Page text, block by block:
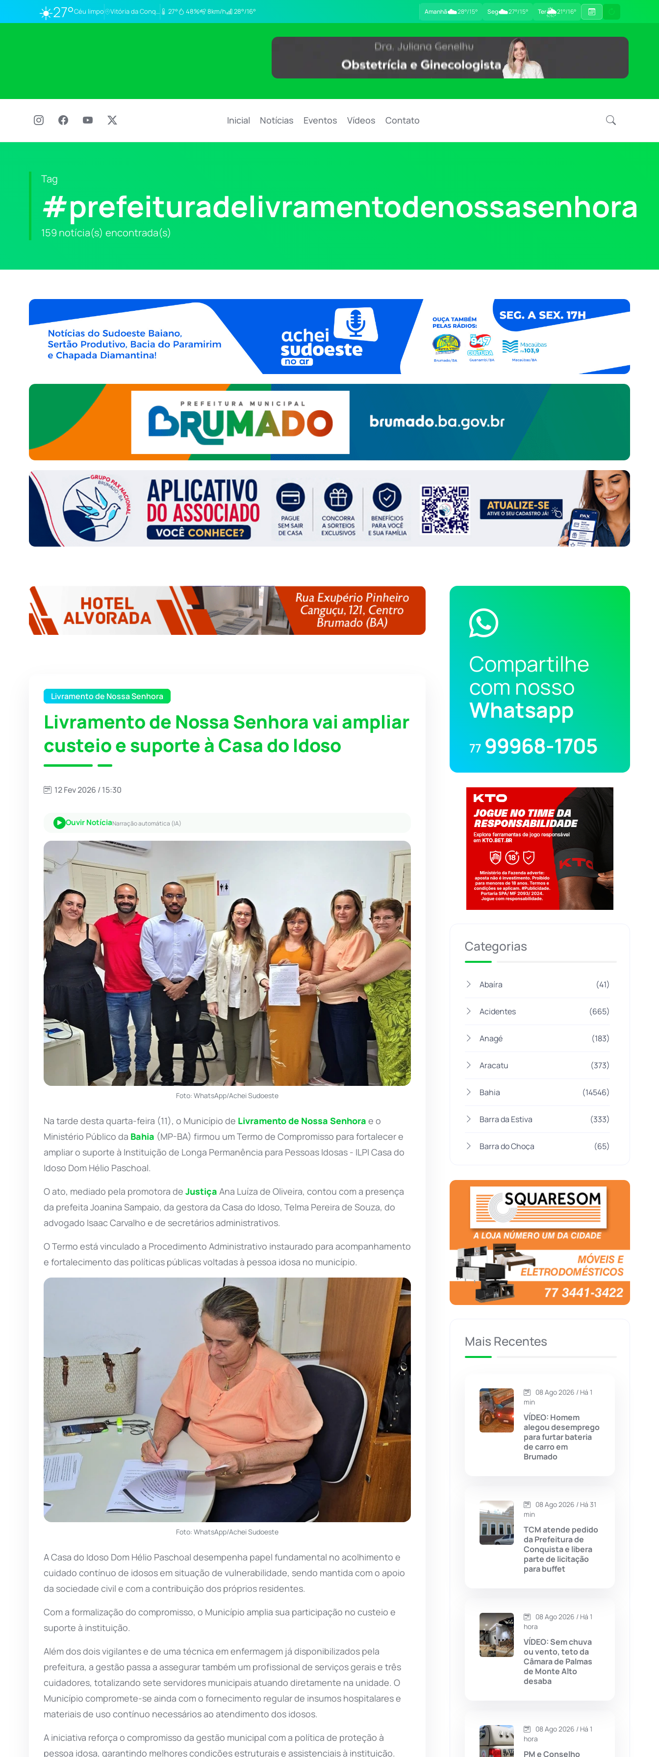
☀️27°Céu limpo Vitória da Conq… 27° 48% 8km/h 28°/16° Amanhã☁️28°/15° Seg☁️27°/15° Ter🌦21°/16°
Inicial Notícias Eventos Vídeos Contato
Tag
#prefeituradelivramentodenossasenhora
159 notícia(s) encontrada(s)
Livramento de Nossa Senhora
Livramento de Nossa Senhora vai ampliar
custeio e suporte à Casa do Idoso
12 Fev 2026 / 15:30
Ouvir NotíciaNarração automática (IA)
Foto: WhatsApp/Achei Sudoeste
Na tarde desta quarta-feira (11), o Município de Livramento de Nossa Senhora e o
Ministério Público da Bahia (MP-BA) firmou um Termo de Compromisso para fortalecer e
ampliar o suporte à Instituição de Longa Permanência para Pessoas Idosas - ILPI Casa do
Idoso Dom Hélio Paschoal.
O ato, mediado pela promotora de Justiça Ana Luíza de Oliveira, contou com a presença
da prefeita Joanina Sampaio, da gestora da Casa do Idoso, Telma Pereira de Souza, do
advogado Isaac Carvalho e de secretários administrativos.
O Termo está vinculado a Procedimento Administrativo instaurado para acompanhamento
e fortalecimento das políticas públicas voltadas à pessoa idosa no município.
Foto: WhatsApp/Achei Sudoeste
A Casa do Idoso Dom Hélio Paschoal desempenha papel fundamental no acolhimento e
cuidado contínuo de idosos em situação de vulnerabilidade, sendo mantida com o apoio
da sociedade civil e com a contribuição dos próprios residentes.
Com a formalização do compromisso, o Município amplia sua participação no custeio e
suporte à instituição.
Além dos dois vigilantes e de uma técnica em enfermagem já disponibilizados pela
prefeitura, a gestão passa a assegurar também um profissional de serviços gerais e três
cuidadores, totalizando sete servidores municipais atuando diretamente na unidade. O
Município compromete-se ainda com o fornecimento regular de insumos hospitalares e
materiais de uso contínuo necessários ao atendimento dos idosos.
A iniciativa reforça o compromisso da gestão municipal com a política de proteção à
pessoa idosa, garantindo melhores condições estruturais e assistenciais à instituição.
Compartilhe
com nosso
Whatsapp
77 99968-1705
Categorias
Abaíra (41)
Acidentes (665)
Anagé (183)
Aracatu (373)
Bahia (14546)
Barra da Estiva (333)
Barra do Choça (65)
Bom Jesus da Lapa (509)
Boquira (152)
Botuporã (72)
Brasil (7680)
Brumado (31962)
Caculé
Caetité (1504)
Candiba
Cândido Sales
Caturama
Chapada Diamantina (430)
Cordeiros
Dom Basílio (391)
Érico Cardoso
Mais Recentes
08 Ago 2026 / Há 1
min
VÍDEO: Homem
alegou desemprego
para furtar bateria
de carro em
Brumado
08 Ago 2026 / Há 31
min
TCM atende pedido
da Prefeitura de
Conquista e libera
parte de licitação
para buffet
08 Ago 2026 / Há 1
hora
VÍDEO: Sem chuva
ou vento, teto da
Câmara de Palmas
de Monte Alto
desaba
08 Ago 2026 / Há 1
hora
PM e Conselho